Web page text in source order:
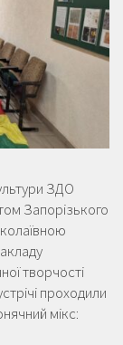
ЗДО
Запорізького
творчості
проходили
мікс: